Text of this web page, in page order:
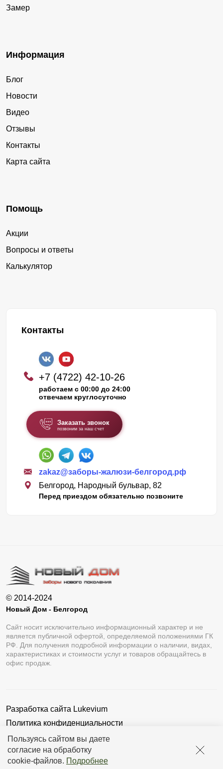
Пользуясь сайтом вы даете
согласие на обработку
cookie-файлов. Подробнее
Замер
Информация
Блог
Новости
Видео
Отзывы
Контакты
Карта сайта
Помощь
Акции
Вопросы и ответы
Калькулятор
Контакты
+7 (4722) 42-10-26
работаем с 00:00 до 24:00
отвечаем круглосуточно
Заказать звонок
позвоним за наш счет
zakaz@заборы-жалюзи-белгород.рф
Белгород, Народный бульвар, 82
Перед приездом обязательно позвоните
© 2014-2024
Новый Дом - Белгород
Сайт носит исключительно информационный характер и не
является публичной офертой, определяемой положениями ГК
РФ. Для получения подробной информации о наличии, видах,
характеристиках и стоимости услуг и товаров обращайтесь в
офис продаж.
Разработка сайта Lukevium
Политика конфиденциальности
Пользовательское соглашение